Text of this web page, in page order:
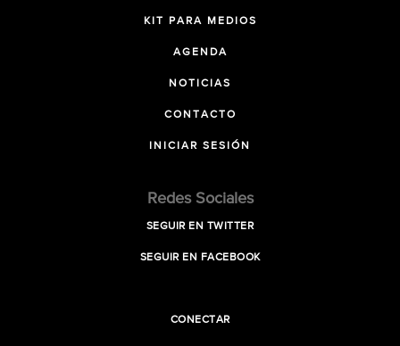
KIT PARA MEDIOS
AGENDA
NOTICIAS
CONTACTO
INICIAR SESIÓN
Redes Sociales
SEGUIR EN TWITTER
SEGUIR EN FACEBOOK
CONECTAR